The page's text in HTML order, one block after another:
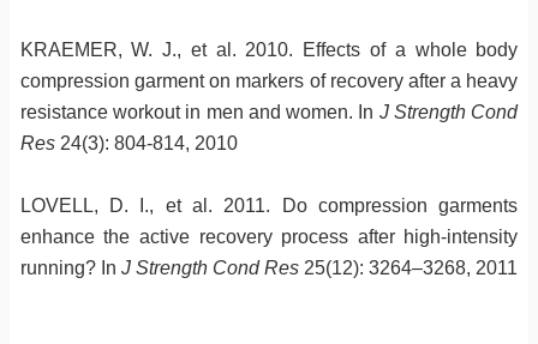
KRAEMER, W. J., et al. 2010. Effects of a whole body
compression garment on markers of recovery after a heavy
resistance workout in men and women. In J Strength Cond
Res24(3): 804-814, 2010
LOVELL, D. I., et al. 2011. Do compression garments
enhance the active recovery process after high-intensity
running? In J Strength Cond Res 25(12): 3264–3268, 2011